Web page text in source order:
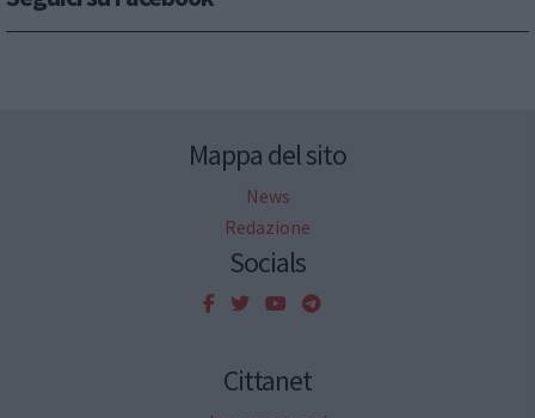
Mappa del sito
News
Redazione
Socials
Cittanet